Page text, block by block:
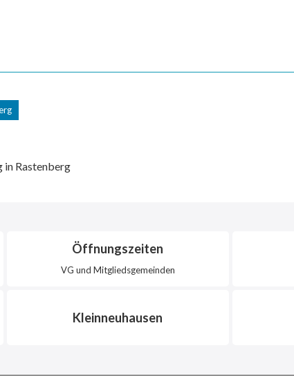
in Rastenberg
Öffnungszeiten
VG und Mitgliedsgemeinden
Kleinneuhausen